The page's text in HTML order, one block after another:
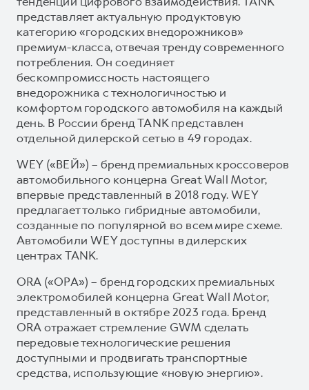
представляет актуальную продуктовую
категорию «городских внедорожников»
премиум-класса, отвечая тренду современного
потребления. Он соединяет
бескомпромиссность настоящего
внедорожника с технологичностью и
комфортом городского автомобиля на каждый
день. В России бренд TANK представлен
отдельной дилерской сетью в 49 городах.
WEY («ВЕЙ») – бренд премиальных кроссоверов
автомобильного концерна Great Wall Motor,
впервые представленный в 2018 году. WEY
предлагает только гибридные автомобили,
созданные по популярной во всем мире схеме.
Автомобили WEY доступны в дилерских
центрах TANK.
ORA («ОРА») – бренд городских премиальных
электромобилей концерна Great Wall Motor,
представленный в октябре 2023 года. Бренд
ORA отражает стремление GWM сделать
передовые технологические решения
доступными и продвигать транспортные
средства, использующие «новую энергию».